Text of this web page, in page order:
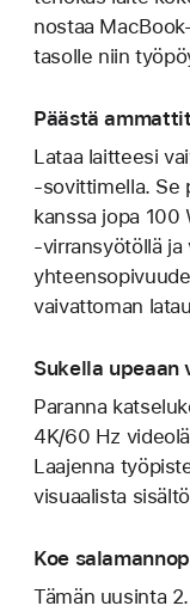
nostaa
tasolle niin
Päästä
Lataa laitteesi
‑sovittimella. Se
kanssa jopa 100
‑virransyötöllä
vaivattoman
Sukella upeaan
Paranna
4K/60 Hz
Laajenna
visuaalista
Koe
Tämän uusinta